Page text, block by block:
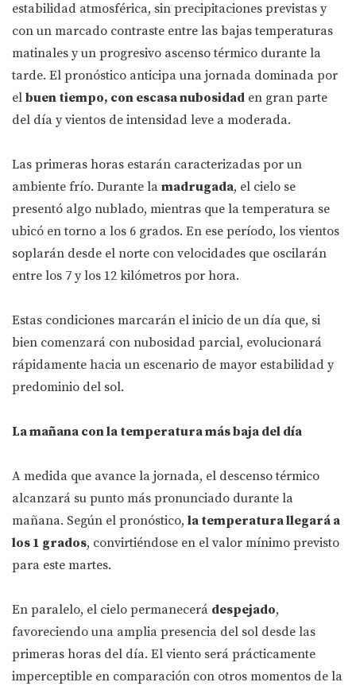
estabilidad atmosférica, sin precipitaciones previstas y
con un marcado contraste entre las bajas temperaturas
matinales y un progresivo ascenso térmico durante la
tarde. El pronóstico anticipa una jornada dominada por
el buen tiempo, con escasa nubosidad en gran parte
del día y vientos de intensidad leve a moderada.
Las primeras horas estarán caracterizadas por un
ambiente frío. Durante la madrugada, el cielo se
presentó algo nublado, mientras que la temperatura se
ubicó en torno a los 6 grados. En ese período, los vientos
soplarán desde el norte con velocidades que oscilarán
entre los 7 y los 12 kilómetros por hora.
Estas condiciones marcarán el inicio de un día que, si
bien comenzará con nubosidad parcial, evolucionará
rápidamente hacia un escenario de mayor estabilidad y
predominio del sol.
La mañana con la temperatura más baja del día
A medida que avance la jornada, el descenso térmico
alcanzará su punto más pronunciado durante la
mañana. Según el pronóstico, la temperatura llegará a
los 1 grados, convirtiéndose en el valor mínimo previsto
para este martes.
En paralelo, el cielo permanecerá despejado,
favoreciendo una amplia presencia del sol desde las
primeras horas del día. El viento será prácticamente
imperceptible en comparación con otros momentos de la